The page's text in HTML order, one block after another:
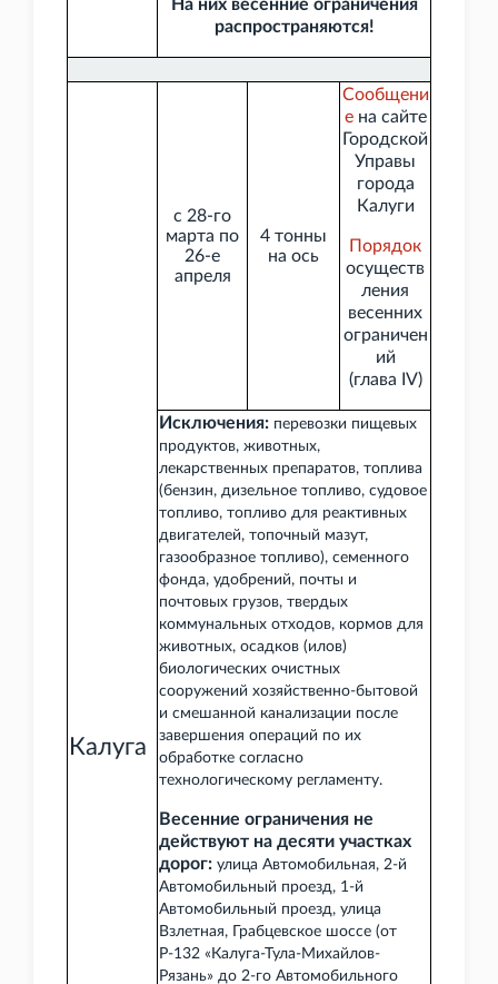
На них весенние ограничения
распространяются!
Калуга
с 28-го
марта по
26-е
апреля
4 тонны
на ось
Сообщени
ена сайте
Городской
Управы
города
Калуги
Порядок
осуществ
ления
весенних
ограничен
ий
(глава IV)
Исключения: перевозки пищевых
продуктов, животных,
лекарственных препаратов, топлива
(бензин, дизельное топливо, судовое
топливо, топливо для реактивных
двигателей, топочный мазут,
газообразное топливо), семенного
фонда, удобрений, почты и
почтовых грузов, твердых
коммунальных отходов, кормов для
животных, осадков (илов)
биологических очистных
сооружений хозяйственно-бытовой
и смешанной канализации после
завершения операций по их
обработке согласно
технологическому регламенту.
Весенние ограничения не
действуют на десяти участках
дорог: улица Автомобильная, 2-й
Автомобильный проезд, 1-й
Автомобильный проезд, улица
Взлетная, Грабцевское шоссе (от
Р-132 «Калуга-Тула-Михайлов-
Рязань» до 2-го Автомобильного